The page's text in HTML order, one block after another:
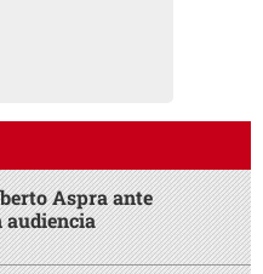
Aspra ante
audiencia